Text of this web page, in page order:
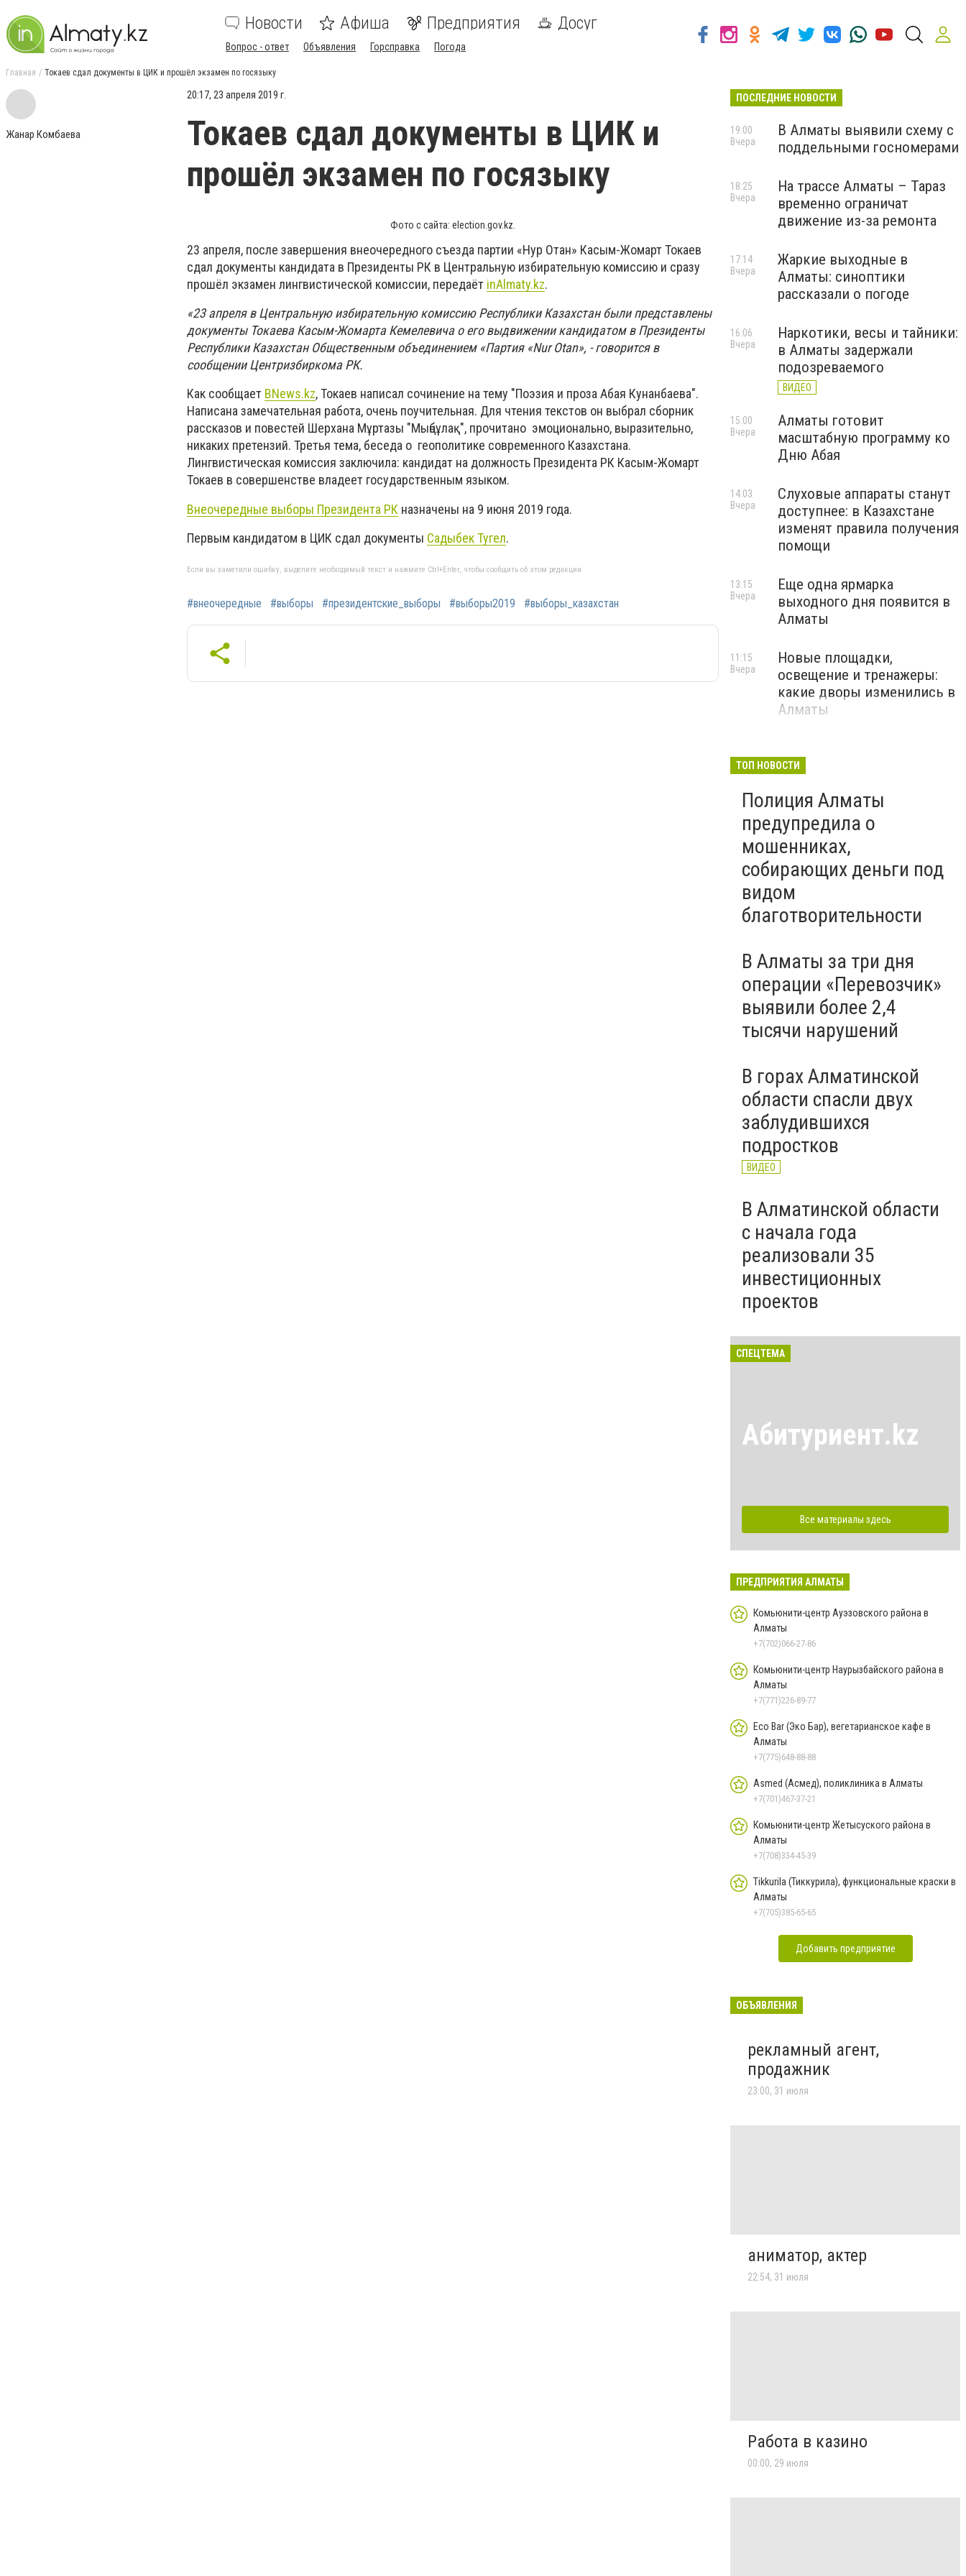
Новости Афиша Предприятия Досуг
Вопрос - ответ Объявления Горсправка Погода
Главная Токаев сдал документы в ЦИК и прошёл экзамен по госязыку
Жанар Комбаева
20:17, 23 апреля 2019 г.
Токаев сдал документы в ЦИК и
прошёл экзамен по госязыку
Фото с сайта: election.gov.kz.
23 апреля, после завершения внеочередного съезда партии «Нур Отан» Касым-Жомарт Токаев
сдал документы кандидата в Президенты РК в Центральную избирательную комиссию и сразу
прошёл экзамен лингвистической комиссии, передаёт inAlmaty.kz.
«23 апреля в Центральную избирательную комиссию Республики Казахстан были представлены
документы Токаева Касым-Жомарта Кемелевича о его выдвижении кандидатом в Президенты
Республики Казахстан Общественным объединением «Партия «Nur Otan», - говорится в
сообщении Центризбиркома РК.
Как сообщает BNews.kz, Токаев написал сочинение на тему "Поэзия и проза Абая Кунанбаева".
Написана замечательная работа, очень поучительная. Для чтения текстов он выбрал сборник
рассказов и повестей Шерхана Мұртазы "Мыңбұлақ", прочитано эмоционально, выразительно,
никаких претензий. Третья тема, беседа о геополитике современного Казахстана.
Лингвистическая комиссия заключила: кандидат на должность Президента РК Касым-Жомарт
Токаев в совершенстве владеет государственным языком.
Внеочередные выборы Президента РК назначены на 9 июня 2019 года.
Первым кандидатом в ЦИК сдал документы Садыбек Тугел.
Если вы заметили ошибку, выделите необходимый текст и нажмите Ctrl+Enter, чтобы сообщить об этом редакции
#внеочередные #выборы #президентские_выборы #выборы2019 #выборы_казахстан
ПОСЛЕДНИЕ НОВОСТИ
В Алматы выявили схему с
поддельными госномерами
19:00
Вчера
На трассе Алматы – Тараз
временно ограничат
движение из-за ремонта
18:25
Вчера
Жаркие выходные в
Алматы: синоптики
рассказали о погоде
17:14
Вчера
Наркотики, весы и тайники:
в Алматы задержали
подозреваемого
ВИДЕО
16:06
Вчера
Алматы готовит
масштабную программу ко
Дню Абая
15:00
Вчера
Слуховые аппараты станут
доступнее: в Казахстане
изменят правила получения
помощи
14:03
Вчера
Еще одна ярмарка
выходного дня появится в
Алматы
13:15
Вчера
Новые площадки,
освещение и тренажеры:
какие дворы изменились в
Алматы
11:15
Вчера
ТОП НОВОСТИ
Полиция Алматы
предупредила о
мошенниках,
собирающих деньги под
видом
благотворительности
В Алматы за три дня
операции «Перевозчик»
выявили более 2,4
тысячи нарушений
В горах Алматинской
области спасли двух
заблудившихся
подростков
ВИДЕО
В Алматинской области
с начала года
реализовали 35
инвестиционных
проектов
СПЕЦТЕМА
Абитуриент.kz
Все материалы здесь
ПРЕДПРИЯТИЯ АЛМАТЫ
Комьюнити-центр Ауэзовского района в
Алматы
+7(702)066-27-86
Комьюнити-центр Наурызбайского района в
Алматы
+7(771)226-89-77
Eco Bar (Эко Бар), вегетарианское кафе в
Алматы
+7(775)648-88-88
Asmed (Асмед), поликлиника в Алматы
+7(701)467-37-21
Комьюнити-центр Жетысуского района в
Алматы
+7(708)334-45-39
Tikkurila (Тиккурила), функциональные краски в
Алматы
+7(705)385-65-65
Добавить предприятие
ОБЪЯВЛЕНИЯ
рекламный агент,
продажник
23:00, 31 июля
аниматор, актер
22:54, 31 июля
Работа в казино
00:00, 29 июля